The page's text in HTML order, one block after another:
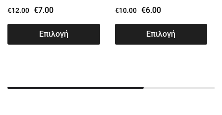
€12.00 €7.00
Επιλογή
€10.00 €6.00
Επιλογή